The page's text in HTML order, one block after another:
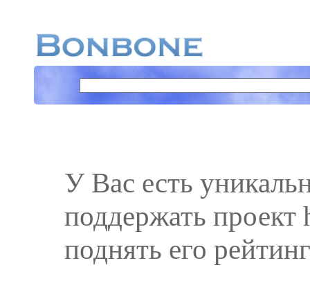
У Вас есть
поддержать
поднять его